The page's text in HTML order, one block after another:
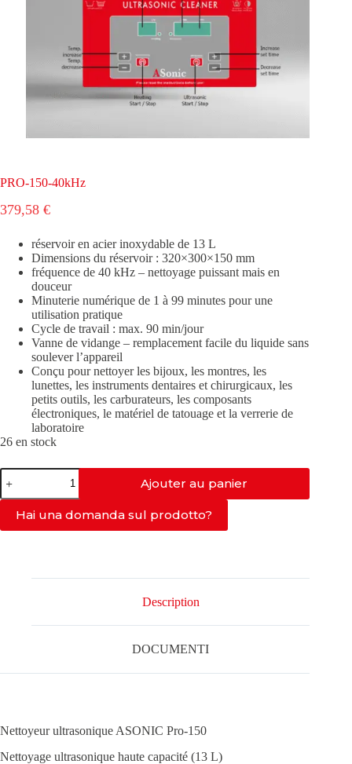
PRO-150-40kHz
379,58 €
réservoir en acier inoxydable de 13 L
Dimensions du réservoir : 320×300×150 mm
fréquence de 40 kHz – nettoyage puissant mais en
douceur
Minuterie numérique de 1 à 99 minutes pour une
utilisation pratique
Cycle de travail : max. 90 min/jour
Vanne de vidange – remplacement facile du liquide sans
soulever l’appareil
Conçu pour nettoyer les bijoux, les montres, les
lunettes, les instruments dentaires et chirurgicaux, les
petits outils, les carburateurs, les composants
électroniques, le matériel de tatouage et la verrerie de
laboratoire
26 en stock
quantité
de
PRO-
150-
40kHz
Ajouter au panier
Hai una domanda sul prodotto?
Description
DOCUMENTI
Nettoyeur ultrasonique ASONIC Pro-150
Nettoyage ultrasonique haute capacité (13 L)